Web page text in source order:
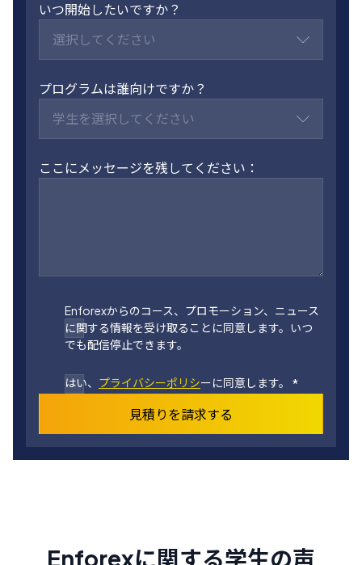
いつ開始したいですか？
選択してください
プログラムは誰向けですか？
学生を選択してください
ここにメッセージを残してください：
Enforexからのコース、プロモーション、ニュース
に関する情報を受け取ることに同意します。いつ
でも配信停止できます。
はい、 プライバシーポリシーに同意します。
*
見積りを請求する
Enforexに関する学生の声